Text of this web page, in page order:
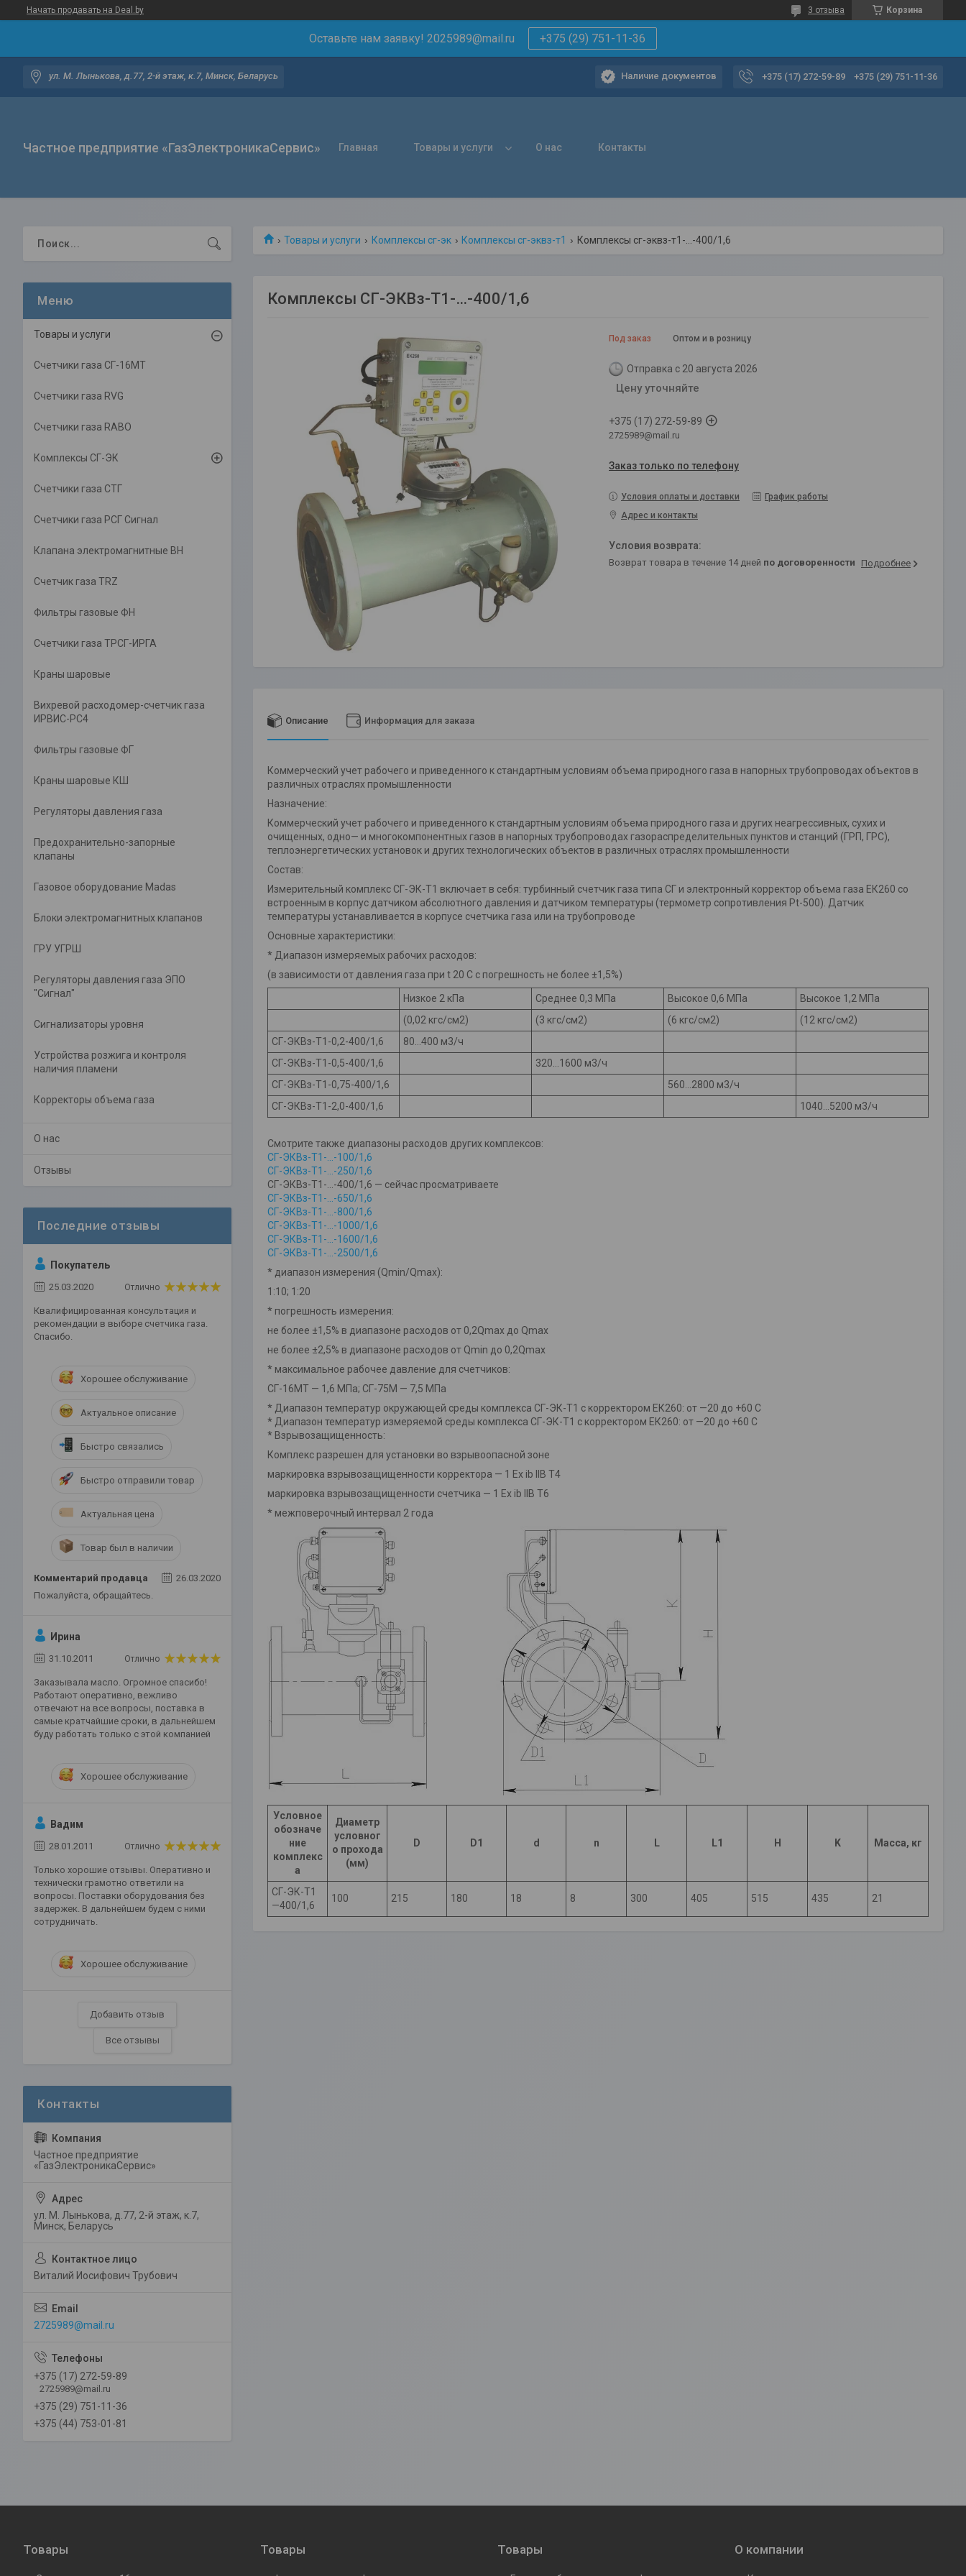
Начать продавать на Deal.by Корзина
3 отзыва
Оставьте нам заявку! 2025989@mail.ru +375 (29) 751-11-36
ул. М. Лынькова, д.77, 2-й этаж, к.7, Минск, Беларусь Наличие документов +375 (17) 272-59-89 +375 (29) 751-11-36
Частное предприятие «ГазЭлектроникаСервис» Главная Товары и услуги О нас Контакты
Товары и услуги Комплексы сг-эк Комплексы сг-эквз-т1 Комплексы сг-эквз-т1-…-400/1,6
Комплексы СГ-ЭКВз-Т1-…-400/1,6
Под заказ Оптом и в розницу
Отправка с 20 августа 2026
Цену уточняйте
+375 (17) 272-59-89
2725989@mail.ru
Заказ только по телефону
Условия оплаты и доставки
График работы
Адрес и контакты
возврат товара в течение 14 дней по договоренности Подробнее
Описание Информация для заказа
Коммерческий учет рабочего и приведенного к стандартным условиям объема природного газа в напорных трубопроводах объектов в
различных отраслях промышленности
Назначение:
Коммерческий учет рабочего и приведенного к стандартным условиям объема природного газа и других неагрессивных, сухих и
очищенных, одно— и многокомпонентных газов в напорных трубопроводах газораспределительных пунктов и станций (ГРП, ГРС),
теплоэнергетических установок и других технологических объектов в различных отраслях промышленности
Состав:
Измерительный комплекс СГ-ЭК-Т1 включает в себя: турбинный счетчик газа типа СГ и электронный корректор объема газа ЕК260 со
встроенным в корпус датчиком абсолютного давления и датчиком температуры (термометр сопротивления Pt-500). Датчик
температуры устанавливается в корпусе счетчика газа или на трубопроводе
Основные характеристики:
* Диапазон измеряемых рабочих расходов:
(в зависимости от давления газа при t 20 С с погрешность не более ±1,5%)
Низкое 2 кПа Среднее 0,3 МПа Высокое 0,6 МПа
Высокое 1,2 МПа
(0,02 кгс/см2)
(3 кгс/см2) (6 кгс/см2)
(12 кгс/см2)
СГ-ЭКВз-Т1-0,2-400/1,6
80…400 м3/ч
СГ-ЭКВз-Т1-0,5-400/1,6
320…1600 м3/ч
СГ-ЭКВз-Т1-0,75-400/1,6
560…2800 м3/ч
СГ-ЭКВз-Т1-2,0-400/1,6
1040…5200 м3/ч
Смотрите также диапазоны расходов других комплексов:
СГ-ЭКВз-Т1-…-100/1,6
СГ-ЭКВз-Т1-…-250/1,6
СГ-ЭКВз-Т1-…-400/1,6 — сейчас просматриваете
СГ-ЭКВз-Т1-…-650/1,6
СГ-ЭКВз-Т1-…-800/1,6
СГ-ЭКВз-Т1-…-1000/1,6
СГ-ЭКВз-Т1-…-1600/1,6
СГ-ЭКВз-Т1-…-2500/1,6
* диапазон измерения (Qmin/Qmax):
1:10; 1:20
* погрешность измерения:
не более ±1,5% в диапазоне расходов от 0,2Qmax до Qmax
не более ±2,5% в диапазоне расходов от Qmin до 0,2Qmax
* максимальное рабочее давление для счетчиков:
СГ-16МТ — 1,6 МПа; СГ-75М — 7,5 МПа
* Диапазон температур окружающей среды комплекса СГ-ЭК-Т1 с корректором ЕК260: от —20 до +60 С
* Диапазон температур измеряемой среды комплекса СГ-ЭК-Т1 с корректором ЕК260: от —20 до +60 С
* Взрывозащищенность:
Комплекс разрешен для установки во взрывоопасной зоне
маркировка взрывозащищенности корректора — 1 Ex ib IIB T4
маркировка взрывозащищенности счетчика — 1 Ex ib IIB T6
* межповерочный интервал 2 года
Условное
обозначе
ние
комплекс
а
Диаметр
условног
о прохода
(мм)
D D1 d n L L1 H K Масса, кг
СГ-ЭК-Т1
—400/1,6
100 215 180 18 8 300 405 515 435 21
Товары и услуги
Счетчики газа СГ-16МТ
Счетчики газа RVG
Счетчики газа RABO
Комплексы СГ-ЭК
Счетчики газа СТГ
Счетчики газа РСГ Сигнал
Клапана электромагнитные ВН
Счетчик газа TRZ
Фильтры газовые ФН
Счетчики газа ТРСГ-ИРГА
Краны шаровые
Вихревой расходомер-счетчик газа
ИРВИС-РС4
Фильтры газовые ФГ
Краны шаровые КШ
Регуляторы давления газа
Предохранительно-запорные
клапаны
Газовое оборудование Madas
Блоки электромагнитных клапанов
ГРУ УГРШ
Регуляторы давления газа ЭПО
"Сигнал"
Сигнализаторы уровня
Устройства розжига и контроля
наличия пламени
Корректоры объема газа
О нас
Отзывы
Покупатель
25.03.2020 Отлично
Квалифицированная консультация и
рекомендации в выборе счетчика газа.
Спасибо.
Хорошее обслуживание
Актуальное описание
Быстро связались
Быстро отправили товар
Актуальная цена
Товар был в наличии
Комментарий продавца
26.03.2020
Пожалуйста, обращайтесь.
Ирина
31.10.2011 Отлично
Заказывала масло. Огромное спасибо!
Работают оперативно, вежливо
отвечают на все вопросы, поставка в
самые кратчайшие сроки, в дальнейшем
буду работать только с этой компанией
Хорошее обслуживание
Вадим
28.01.2011 Отлично
Только хорошие отзывы. Оперативно и
технически грамотно ответили на
вопросы. Поставки оборудования без
задержек. В дальнейшем будем с ними
сотрудничать.
Хорошее обслуживание
Добавить отзыв
Все отзывы
Частное предприятие
«ГазЭлектроникаСервис»
ул. М. Лынькова, д.77, 2-й этаж, к.7,
Минск, Беларусь
Виталий Иосифович Трубович
2725989@mail.ru
+375 (17) 272-59-89
2725989@mail.ru
+375 (29) 751-11-36
+375 (44) 753-01-81
Товары Товары Товары О компании